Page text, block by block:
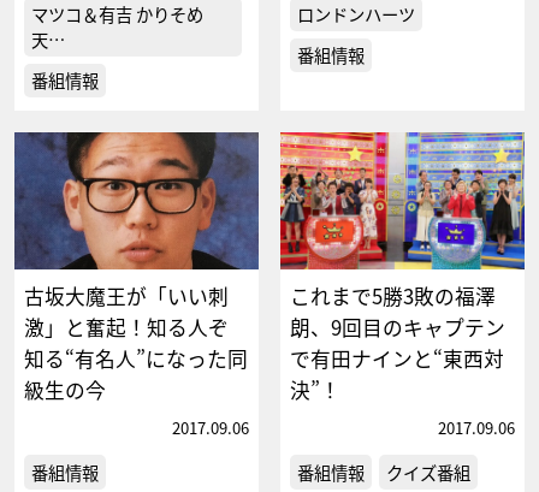
マツコ＆有吉 かりそめ
天…
番組情報
ロンドンハーツ
番組情報
古坂大魔王が「いい刺
激」と奮起！知る人ぞ
知る“有名人”になった同
級生の今
2017.09.06
番組情報
これまで5勝3敗の福澤
朗、9回目のキャプテン
で有田ナインと“東西対
決”！
2017.09.06
番組情報
クイズ番組